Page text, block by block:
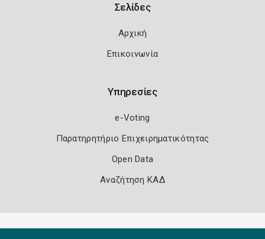
Σελίδες
Αρχική
Επικοινωνία
Υπηρεσίες
e-Voting
Παρατηρητήριο Επιχειρηματικότητας
Open Data
Αναζήτηση ΚΑΔ